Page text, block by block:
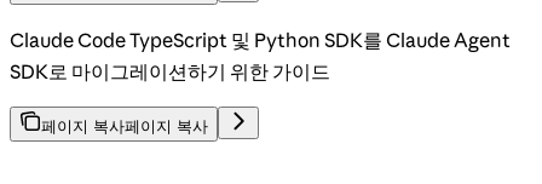
Claude Code TypeScript 및 Python SDK를 Claude Agent
SDK로 마이그레이션하기 위한 가이드
페이지 복사페이지 복사